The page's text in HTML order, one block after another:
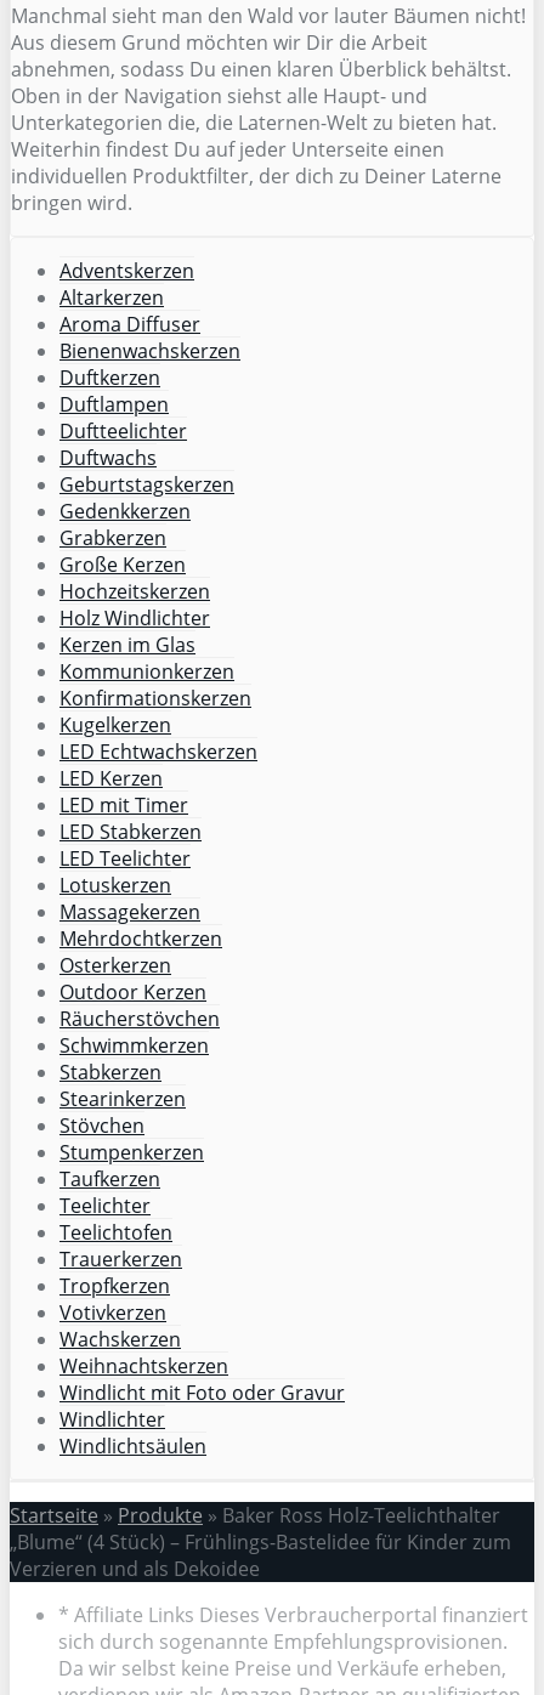
Manchmal sieht man den Wald vor lauter Bäumen nicht!
Aus diesem Grund möchten wir Dir die Arbeit
abnehmen, sodass Du einen klaren Überblick behältst.
Oben in der Navigation siehst alle Haupt- und
Unterkategorien die, die Laternen-Welt zu bieten hat.
Weiterhin findest Du auf jeder Unterseite einen
individuellen Produktfilter, der dich zu Deiner Laterne
bringen wird.
Adventskerzen
Altarkerzen
Aroma Diffuser
Bienenwachskerzen
Duftkerzen
Duftlampen
Duftteelichter
Duftwachs
Geburtstagskerzen
Gedenkkerzen
Grabkerzen
Große Kerzen
Hochzeitskerzen
Holz Windlichter
Kerzen im Glas
Kommunionkerzen
Konfirmationskerzen
Kugelkerzen
LED Echtwachskerzen
LED Kerzen
LED mit Timer
LED Stabkerzen
LED Teelichter
Lotuskerzen
Massagekerzen
Mehrdochtkerzen
Osterkerzen
Outdoor Kerzen
Räucherstövchen
Schwimmkerzen
Stabkerzen
Stearinkerzen
Stövchen
Stumpenkerzen
Taufkerzen
Teelichter
Teelichtofen
Trauerkerzen
Tropfkerzen
Votivkerzen
Wachskerzen
Weihnachtskerzen
Windlicht mit Foto oder Gravur
Windlichter
Windlichtsäulen
Startseite » Produkte » Baker Ross Holz-Teelichthalter
„Blume“ (4 Stück) – Frühlings-Bastelidee für Kinder zum
Verzieren und als Dekoidee
* Affiliate Links Dieses Verbraucherportal finanziert
sich durch sogenannte Empfehlungsprovisionen.
Da wir selbst keine Preise und Verkäufe erheben,